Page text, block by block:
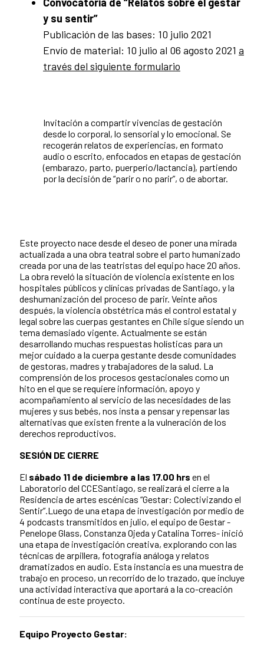
Convocatoria de “Relatos sobre el gestar
y su sentir”
Publicación de las bases: 10 julio 2021
Envío de material: 10 julio al 06 agosto 2021 a
través del siguiente formulario
Invitación a compartir vivencias de gestación
desde lo corporal, lo sensorial y lo emocional. Se
recogerán relatos de experiencias, en formato
audio o escrito, enfocados en etapas de gestación
(embarazo, parto, puerperio/lactancia), partiendo
por la decisión de “parir o no parir”, o de abortar.
Este proyecto nace desde el deseo de poner una mirada
actualizada a una obra teatral sobre el parto humanizado
creada por una de las teatristas del equipo hace 20 años.
La obra reveló la situación de violencia existente en los
hospitales públicos y clínicas privadas de Santiago, y la
deshumanización del proceso de parir. Veinte años
después, la violencia obstétrica más el control estatal y
legal sobre las cuerpas gestantes en Chile sigue siendo un
tema demasiado vigente. Actualmente se están
desarrollando muchas respuestas holísticas para un
mejor cuidado a la cuerpa gestante desde comunidades
de gestoras, madres y trabajadores de la salud. La
comprensión de los procesos gestacionales como un
hito en el que se requiere información, apoyo y
acompañamiento al servicio de las necesidades de las
mujeres y sus bebés, nos insta a pensar y repensar las
alternativas que existen frente a la vulneración de los
derechos reproductivos.
SESIÓN DE CIERRE
El sábado 11 de diciembre a las 17.00 hrs en el
Laboratorio del CCESantiago, se realizará el cierre a la
Residencia de artes escénicas “Gestar: Colectivizando el
Sentir”.Luego de una etapa de investigación por medio de
4 podcasts transmitidos en julio, el equipo de Gestar -
Penelope Glass, Constanza Ojeda y Catalina Torres- inició
una etapa de investigación creativa, explorando con las
técnicas de arpillera, fotografía análoga y relatos
dramatizados en audio. Esta instancia es una muestra de
trabajo en proceso, un recorrido de lo trazado, que incluye
una actividad interactiva que aportará a la co-creación
continua de este proyecto.
Equipo Proyecto Gestar: